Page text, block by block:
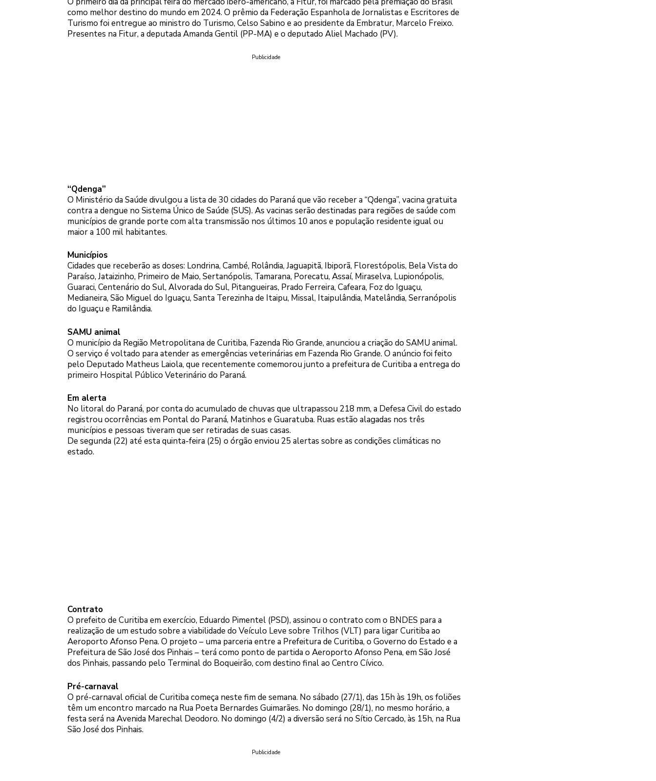
como melhor destino do mundo em 2024. O prêmio da Federação Espanhola de Jornalistas e Escritores de
Turismo foi entregue ao ministro do Turismo, Celso Sabino e ao presidente da Embratur, Marcelo Freixo.
Presentes na Fitur, a deputada Amanda Gentil (PP-MA) e o deputado Aliel Machado (PV).
Publicidade
“Qdenga”
O Ministério da Saúde divulgou a lista de 30 cidades do Paraná que vão receber a “Qdenga”, vacina gratuita
contra a dengue no Sistema Único de Saúde (SUS). As vacinas serão destinadas para regiões de saúde com
municípios de grande porte com alta transmissão nos últimos 10 anos e população residente igual ou
maior a 100 mil habitantes.
Municípios
Cidades que receberão as doses: Londrina, Cambé, Rolândia, Jaguapitã, Ibiporã, Florestópolis, Bela Vista do
Paraíso, Jataizinho, Primeiro de Maio, Sertanópolis, Tamarana, Porecatu, Assaí, Miraselva, Lupionópolis,
Guaraci, Centenário do Sul, Alvorada do Sul, Pitangueiras, Prado Ferreira, Cafeara, Foz do Iguaçu,
Medianeira, São Miguel do Iguaçu, Santa Terezinha de Itaipu, Missal, Itaipulândia, Matelândia, Serranópolis
do Iguaçu e Ramilândia.
SAMU animal
O município da Região Metropolitana de Curitiba, Fazenda Rio Grande, anunciou a criação do SAMU animal.
O serviço é voltado para atender as emergências veterinárias em Fazenda Rio Grande. O anúncio foi feito
pelo Deputado Matheus Laiola, que recentemente comemorou junto a prefeitura de Curitiba a entrega do
primeiro Hospital Público Veterinário do Paraná.
Em alerta
No litoral do Paraná, por conta do acumulado de chuvas que ultrapassou 218 mm, a Defesa Civil do estado
registrou ocorrências em Pontal do Paraná, Matinhos e Guaratuba. Ruas estão alagadas nos três
municípios e pessoas tiveram que ser retiradas de suas casas.
De segunda (22) até esta quinta-feira (25) o órgão enviou 25 alertas sobre as condições climáticas no
estado.
Contrato
O prefeito de Curitiba em exercício, Eduardo Pimentel (PSD), assinou o contrato com o BNDES para a
realização de um estudo sobre a viabilidade do Veículo Leve sobre Trilhos (VLT) para ligar Curitiba ao
Aeroporto Afonso Pena. O projeto – uma parceria entre a Prefeitura de Curitiba, o Governo do Estado e a
Prefeitura de São José dos Pinhais – terá como ponto de partida o Aeroporto Afonso Pena, em São José
dos Pinhais, passando pelo Terminal do Boqueirão, com destino final ao Centro Cívico.
Pré-carnaval
O pré-carnaval oficial de Curitiba começa neste fim de semana. No sábado (27/1), das 15h às 19h, os foliões
têm um encontro marcado na Rua Poeta Bernardes Guimarães. No domingo (28/1), no mesmo horário, a
festa será na Avenida Marechal Deodoro. No domingo (4/2) a diversão será no Sítio Cercado, às 15h, na Rua
São José dos Pinhais.
Publicidade